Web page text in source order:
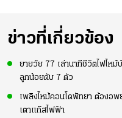
ข่าวที่เกี่ยวข้อง
ยายวัย 77 เล่านาทีชีวิตไฟไห
ลูกน้อยดับ 7 ตัว
เพลิงไหม้คอนโดพัทยา ต้องอ
เตาแก๊สไฟฟ้า